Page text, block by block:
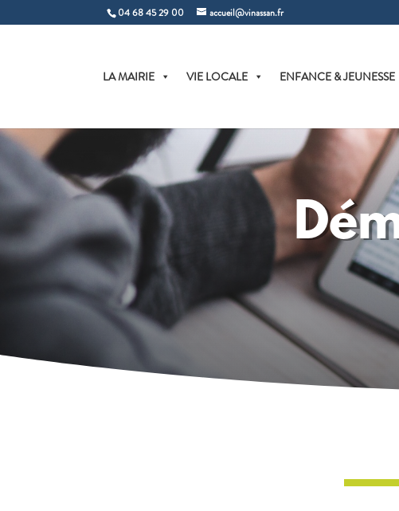
04 68 45 29 00 accueil@vinassan.fr
LA MAIRIE VIE LOCALE ENFANCE & JEUNESSE